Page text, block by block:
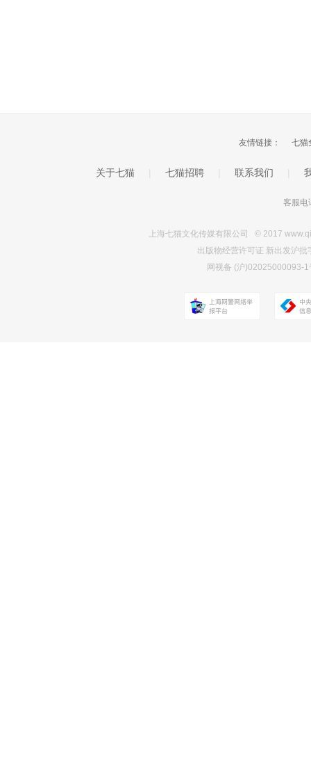
友情链接： 七猫
关于七猫 七猫招聘 联系我们
客服电
上海七猫文化传媒有限公司 © 2017
出版物经营许可证 新出发沪
网视备 (沪)02025000093-